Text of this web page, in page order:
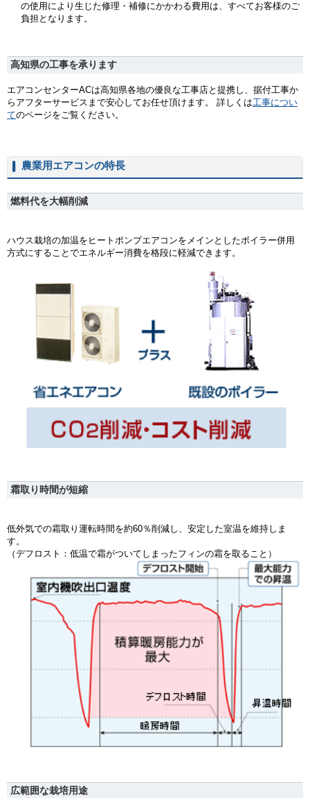
の使用により生じた修理・補修にかかわる費用は、すべてお客様のご
負担となります。
高知県の工事を承ります
エアコンセンターACは高知県各地の優良な工事店と提携し、据付工事か
らアフターサービスまで安心してお任せ頂けます。 詳しくは工事につい
てのページをご覧ください。
農業用エアコンの特長
燃料代を大幅削減
ハウス栽培の加温をヒートポンプエアコンをメインとしたボイラー併用
方式にすることでエネルギー消費を格段に軽減できます。
霜取り時間が短縮
低外気での霜取り運転時間を約60％削減し、安定した室温を維持しま
す。
（デフロスト：低温で霜がついてしまったフィンの霜を取ること）
広範囲な栽培用途